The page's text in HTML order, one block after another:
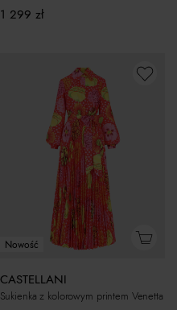
1 299 zł
Nowość
CASTELLANI
Sukienka z kolorowym printem Venetta